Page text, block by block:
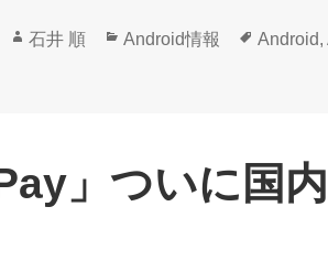
作
石井 順
カ
Android情報
タ
Android,
」ついに国